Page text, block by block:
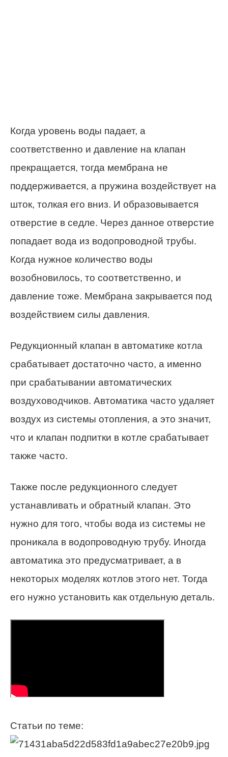
Когда уровень воды падает, а
соответственно и давление на клапан
прекращается, тогда мембрана не
поддерживается, а пружина воздействует на
шток, толкая его вниз. И образовывается
отверстие в седле. Через данное отверстие
попадает вода из водопроводной трубы.
Когда нужное количество воды
возобновилось, то соответственно, и
давление тоже. Мембрана закрывается под
воздействием силы давления.
Редукционный клапан в автоматике котла
срабатывает достаточно часто, а именно
при срабатывании автоматических
воздуховодчиков. Автоматика часто удаляет
воздух из системы отопления, а это значит,
что и клапан подпитки в котле срабатывает
также часто.
Также после редукционного следует
устанавливать и обратный клапан. Это
нужно для того, чтобы вода из системы не
проникала в водопроводную трубу. Иногда
автоматика это предусматривает, а в
некоторых моделях котлов этого нет. Тогда
его нужно установить как отдельную деталь.
Статьи по теме: